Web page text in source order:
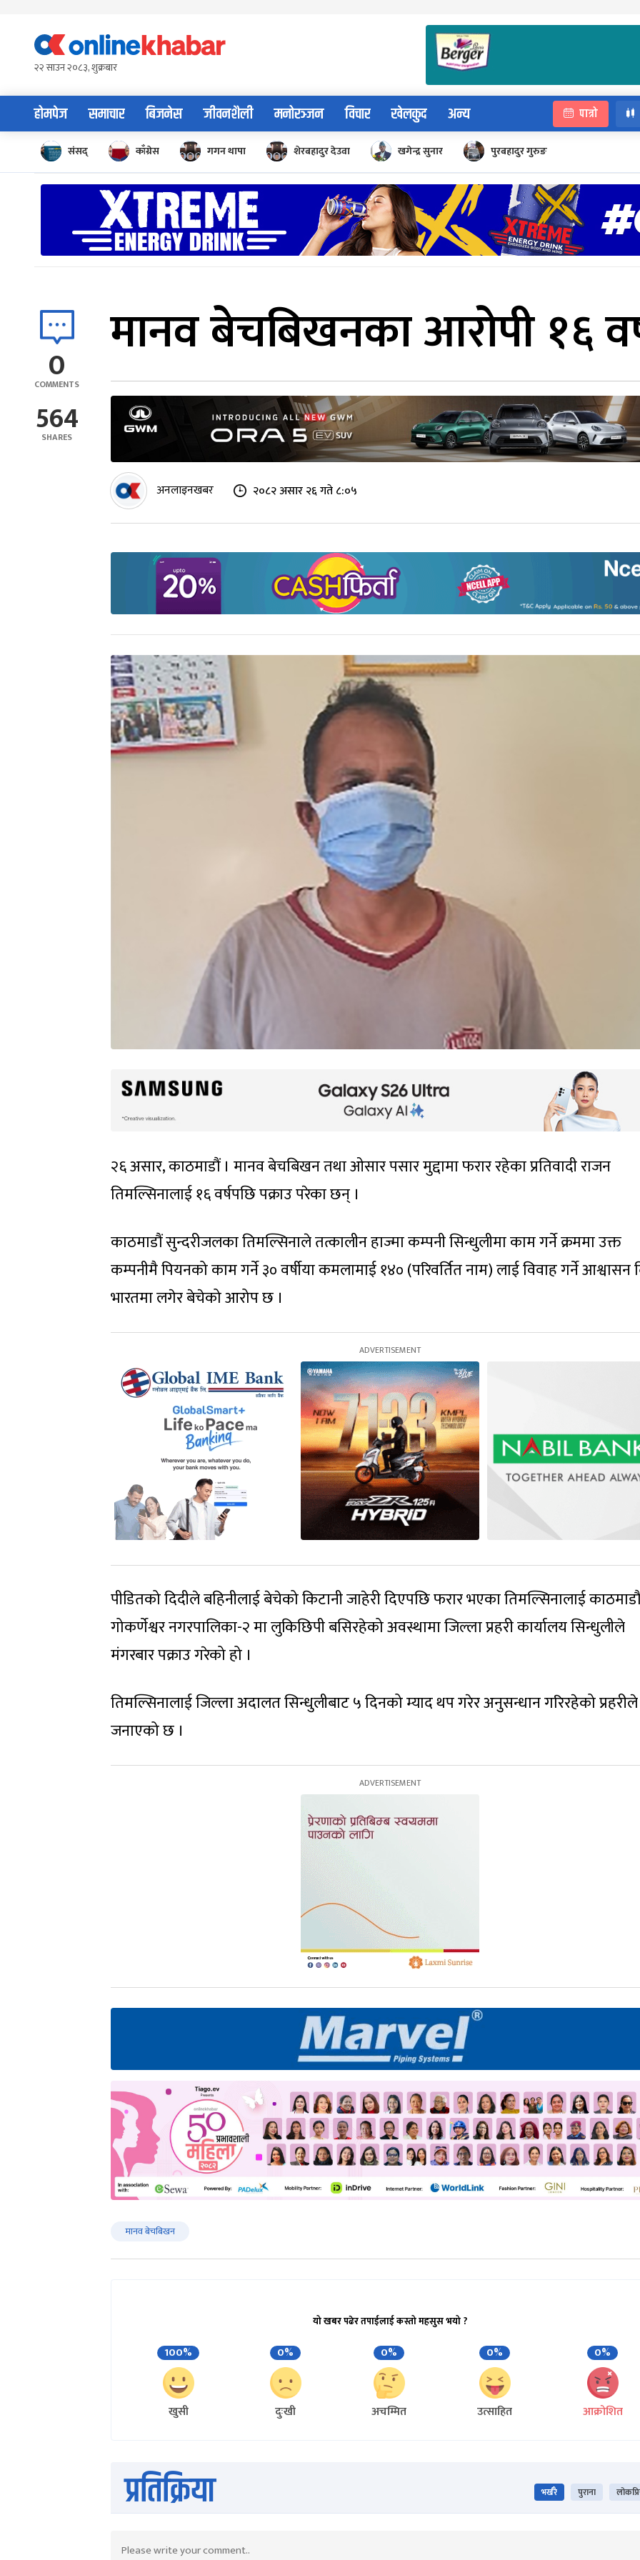
content२२ साउन २०८३, शुक्रबार
होमपेज समाचार बिजनेस जीवनशैली मनोरञ्जन विचार खेलकुद अन्य पात्रो
संसद् काँग्रेस गगन थापा शेरबहादुर देउवा खगेन्द्र सुनार पुरबहादुर गुरुङ
0
COMMENTS
564
SHARES
मानव बेचबिखनका आरोपी १६
अनलाइनखबर २०८२ असार २६ गते ८:०५
२६ असार, काठमाडौं । मानव बेचबिखन तथा ओसार पसार मुद्दामा फरार रहेका प्रतिवादी राजन
तिमल्सिनालाई १६ वर्षपछि पक्राउ परेका छन् ।
काठमाडौं सुन्दरीजलका तिमल्सिनाले तत्कालीन हाज्मा कम्पनी सिन्धुलीमा काम गर्ने क्रममा उक्त
कम्पनीमै पियनको काम गर्ने ३० वर्षीया कमलामाई १४० (परिवर्तित नाम) लाई विवाह गर्ने आश्वासन
भारतमा लगेर बेचेको आरोप छ ।
पीडितको दिदीले बहिनीलाई बेचेको किटानी जाहेरी दिएपछि फरार भएका तिमल्सिनालाई
गोकर्णेश्वर नगरपालिका-२ मा लुकिछिपी बसिरहेको अवस्थामा जिल्ला प्रहरी कार्यालय सिन्धुलीले
मंगरबार पक्राउ गरेको हो ।
तिमल्सिनालाई जिल्ला अदालत सिन्धुलीबाट ५ दिनको म्याद थप गरेर अनुसन्धान गरिरहेको प्रहरीले
जनाएको छ ।
मानव बेचबिखन
यो खबर पढेर तपाईलाई कस्तो महसुस भयो ?
100%
खुसी
0%
दुःखी
0%
अचम्मित
0%
उत्साहित
0%
आक्रोशित
प्रतिक्रिया भर्खरै पुराना